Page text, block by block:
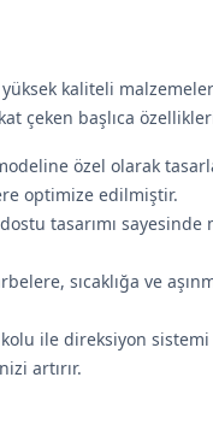
yüksek kaliteli
çeken başlıca
özel olarak
optimize edilmiştir.
dostu tasarımı
sıcaklığa ve
kolu ile direksiyon
artırır.